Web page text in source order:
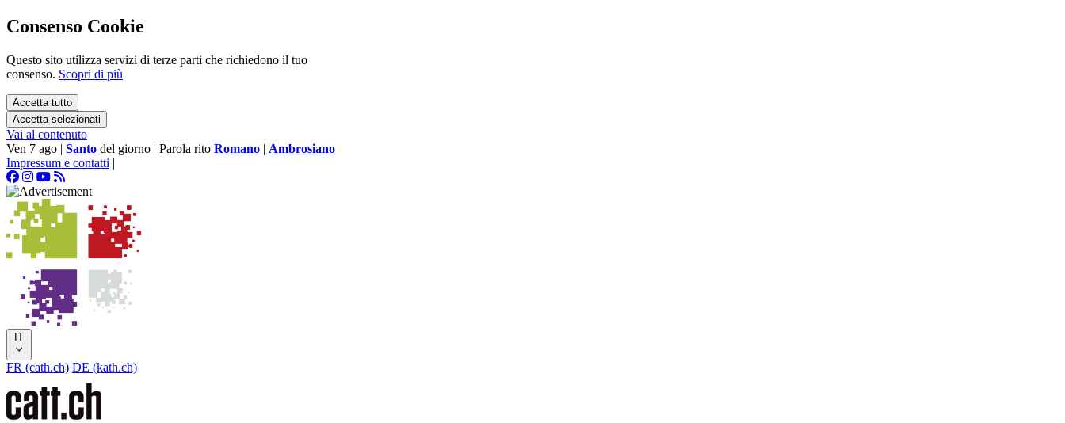
Consenso Cookie
Questo sito utilizza servizi di terze parti che richiedono il tuo
consenso. Scopri di più
Accetta tutto
Accetta selezionati
Vai al contenuto
Ven 7 ago | Santo del giorno | Parola rito Romano | Ambrosiano
Impressum e contatti |
IT
FR (cath.ch) DE (kath.ch)